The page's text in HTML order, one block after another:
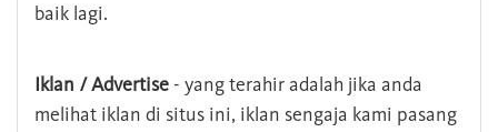
baik lagi.
Iklan / Advertise - yang terahir adalah jika anda
melihat iklan di situs ini, iklan sengaja kami pasang